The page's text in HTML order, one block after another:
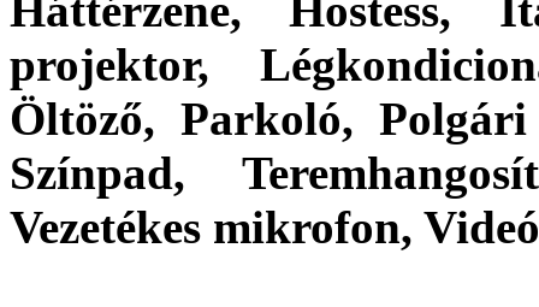
projektor,
Öltöző, Parkoló,
Színpad,
Vezetékes mikrofon,